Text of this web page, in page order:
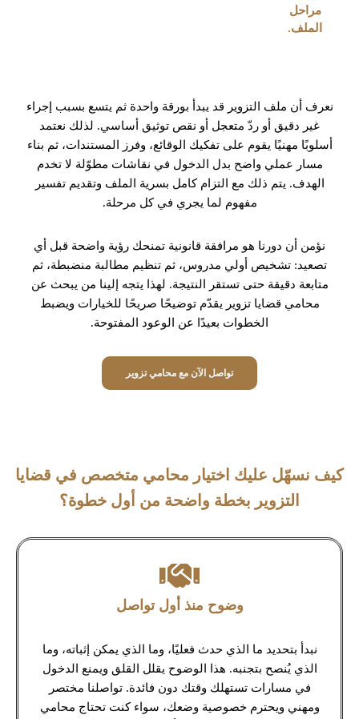
مراحل
الملف.
نعرف أن ملف التزوير قد يبدأ بورقة واحدة ثم يتسع بسبب إجراء
غير دقيق أو ردّ متعجل أو نقص توثيق أساسي. لذلك نعتمد
أسلوبًا مهنيًا يقوم على تفكيك الوقائع، وفرز المستندات، ثم بناء
مسار عملي واضح بدل الدخول في نقاشات مطوّلة لا تخدم
الهدف. يتم ذلك مع التزام كامل بسرية الملف وتقديم تفسير
مفهوم لما يجري في كل مرحلة.
نؤمن أن دورنا هو مرافقة قانونية تمنحك رؤية واضحة قبل أي
تصعيد: تشخيص أولي مدروس، ثم تنظيم مطالبة منضبطة، ثم
متابعة دقيقة حتى تستقر النتيجة. لهذا يتجه إلينا من يبحث عن
محامي قضايا تزوير يقدّم توضيحًا صريحًا للخيارات ويضبط
الخطوات بعيدًا عن الوعود المفتوحة.
تواصل الآن مع محامي تزوير
كيف نسهّل عليك اختيار محامي متخصص في قضايا
التزوير بخطة واضحة من أول خطوة؟
وضوح منذ أول تواصل
نبدأ بتحديد ما الذي حدث فعليًا، وما الذي يمكن إثباته، وما
الذي يُنصح بتجنبه. هذا الوضوح يقلل القلق ويمنع الدخول
في مسارات تستهلك وقتك دون فائدة. تواصلنا مختصر
ومهني ويحترم خصوصية وضعك، سواء كنت تحتاج محامي